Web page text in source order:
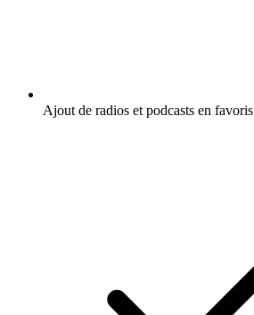
Ajout de radios et podcasts en favoris